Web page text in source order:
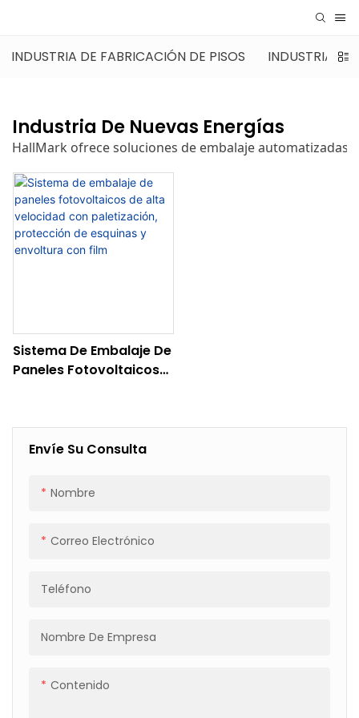
INDUSTRIA DE FABRICACIÓN DE PISOS INDUSTRIA DE
Industria De Nuevas Energías
HallMark ofrece soluciones de embalaje automatizadas
Envíe Su Consulta
Nombre
Correo Electrónico
Teléfono
Nombre De Empresa
Contenido
Sistema De Embalaje De
Paneles Fotovoltaicos
De Esquinas Y Envoltura
Con Film